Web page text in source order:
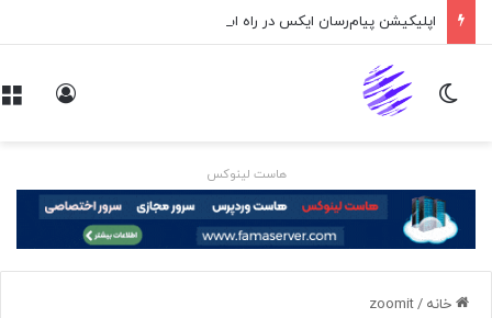
اپلیکیشن پیام‌رسان ایکس در راه است
تغییر پوسته
هاست لینوکس
خانه /
zoomit